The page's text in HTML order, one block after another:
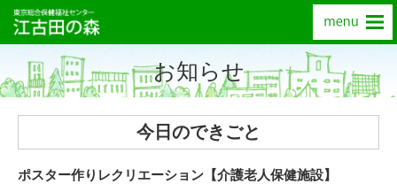
お知らせ
今日のできごと
ポスター作りレクリエーション【介護老人保健施設】